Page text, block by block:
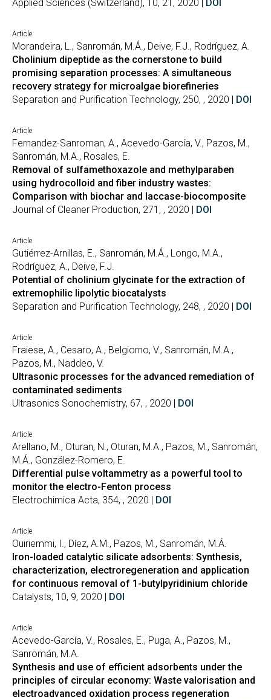
Applied Sciences (Switzerland), 10, 21, 2020 | DOI
Article
Morandeira, L., Sanromán, M.Á., Deive, F.J., Rodríguez, A.
Cholinium dipeptide as the cornerstone to build
promising separation processes: A simultaneous
recovery strategy for microalgae biorefineries
Separation and Purification Technology, 250, , 2020 | DOI
Article
Fernandez-Sanroman, A., Acevedo-García, V., Pazos, M.,
Sanromán, M.A., Rosales, E.
Removal of sulfamethoxazole and methylparaben
using hydrocolloid and fiber industry wastes:
Comparison with biochar and laccase-biocomposite
Journal of Cleaner Production, 271, , 2020 | DOI
Article
Gutiérrez-Arnillas, E., Sanromán, M.Á., Longo, M.A.,
Rodríguez, A., Deive, F.J.
Potential of cholinium glycinate for the extraction of
extremophilic lipolytic biocatalysts
Separation and Purification Technology, 248, , 2020 | DOI
Article
Fraiese, A., Cesaro, A., Belgiorno, V., Sanromán, M.A.,
Pazos, M., Naddeo, V.
Ultrasonic processes for the advanced remediation of
contaminated sediments
Ultrasonics Sonochemistry, 67, , 2020 | DOI
Article
Arellano, M., Oturan, N., Oturan, M.A., Pazos, M., Sanromán,
M.Á., González-Romero, E.
Differential pulse voltammetry as a powerful tool to
monitor the electro-Fenton process
Electrochimica Acta, 354, , 2020 | DOI
Article
Ouiriemmi, I., Díez, A.M., Pazos, M., Sanromán, M.Á.
Iron-loaded catalytic silicate adsorbents: Synthesis,
characterization, electroregeneration and application
for continuous removal of 1-butylpyridinium chloride
Catalysts, 10, 9, 2020 | DOI
Article
Acevedo-García, V., Rosales, E., Puga, A., Pazos, M.,
Sanromán, M.A.
Synthesis and use of efficient adsorbents under the
principles of circular economy: Waste valorisation and
electroadvanced oxidation process regeneration